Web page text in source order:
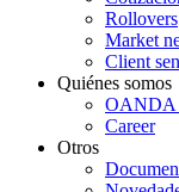
Rollovers
Market
Client
Quiénes somos
OANDA
Career
Otros